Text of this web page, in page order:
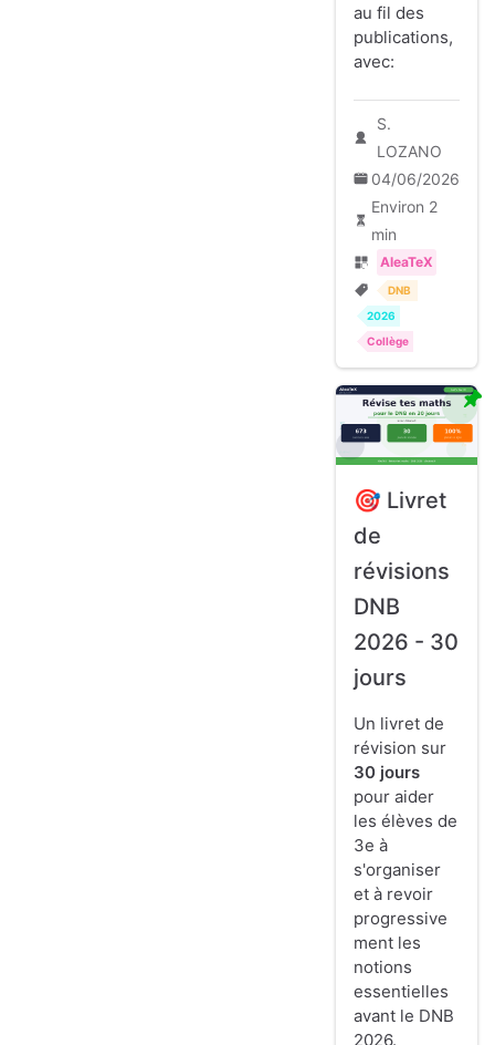
au fil des
publications,
avec:
S.
LOZANO
04/06/2026
Environ 2
min
AleaTeX
DNB
2026
Collège
🎯 Livret
de
révisions
DNB
2026 - 30
jours
Un livret de
révision sur
30 jours
pour aider
les élèves de
3e à
s'organiser
et à revoir
progressive
ment les
notions
essentielles
avant le DNB
2026.